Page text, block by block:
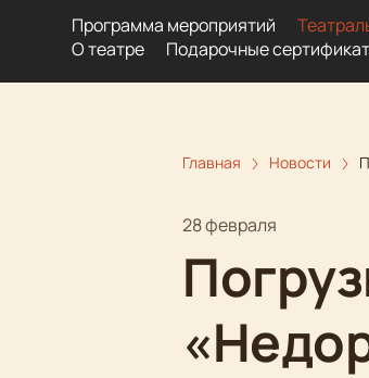
Программа мероприятий
О театре
Подарочные
Главная Новости
28 февраля